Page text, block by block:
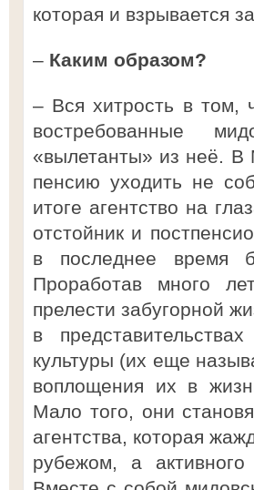
которая и взрывается
– Каким образом?
– Вся хитрость в том,
востребованные
«вылетанты» из неё.
пенсию уходить не
итоге агентство на
отстойник и
в последнее время
Проработав много
прелести забугорной
в
культуры (их еще
воплощения их в
Мало того, они
агентства, которая
рубежом, а